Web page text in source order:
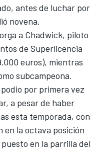
antes de luchar por
novena.
a Chadwick, piloto
de Superlicencia
euros), mientras
subcampeona.
por primera vez
a pesar de haber
esta temporada, con
la octava posición
en la parrilla del